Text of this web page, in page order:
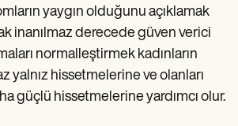
yaygın olduğunu açıklamak
inanılmaz derecede güven verici
normalleştirmek kadınların
yalnız hissetmelerine ve olanları
güçlü hissetmelerine yardımcı olur.